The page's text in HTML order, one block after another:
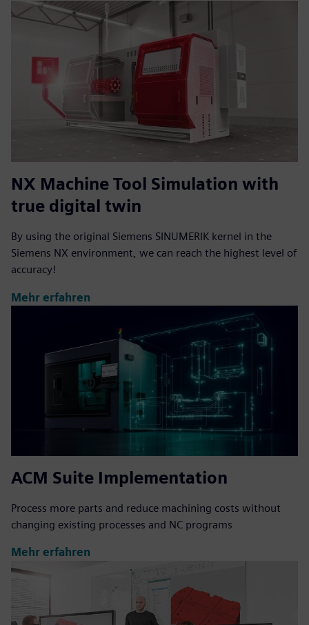
NX Machine Tool Simulation with
true digital twin
By using the original Siemens SINUMERIK kernel in the
Siemens NX environment, we can reach the highest level of
accuracy!
Mehr erfahren
ACM Suite Implementation
Process more parts and reduce machining costs without
changing existing processes and NC programs
Mehr erfahren